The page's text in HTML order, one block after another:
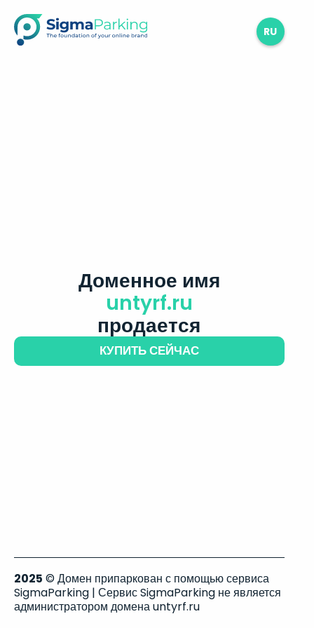
RU
Доменное имя
untyrf.ru
продается
КУПИТЬ СЕЙЧАС
2025 © Домен припаркован с помощью сервиса
SigmaParking | Сервис SigmaParking не является
администратором домена untyrf.ru